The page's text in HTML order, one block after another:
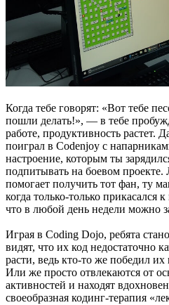
Когда тебе говорят: «Вот тебе
пошли делать!», — в тебе
работе, продуктивность растет.
поиграл в Codenjoy с
настроение, которым ты
подпитывать на боевом
помогает получить тот фан, ту
когда только-только
что в любой день недели можно
Играя в Coding Dojo, ребята
видят, что их код недостаточно
расти, ведь кто-то же победил
Или же просто отвлекаются от
активностей и находят
своеобразная кодинг-терапия